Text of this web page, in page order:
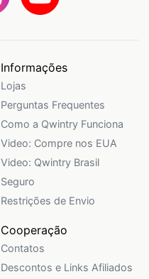
Informações
Lojas
Perguntas Frequentes
Como a Qwintry Funciona
Video: Compre nos EUA
Video: Qwintry Brasil
Seguro
Restrições de Envio
Cooperação
Contatos
Descontos e Links Afiliados